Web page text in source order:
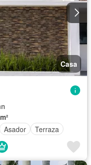
Casa
Asador Terraza